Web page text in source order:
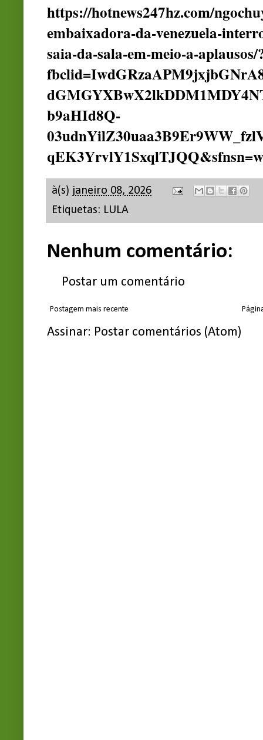
https://hotnews247hz.com/
embaixadora-da-venezuela-
saia-da-sala-em-meio-a-aplausos/
b9aHId8Q-
à(s) janeiro 08, 2026
Etiquetas: LULA
Nenhum comentário:
Postar um comentário
Postagem mais recente
Assinar: Postar comentários (Atom)